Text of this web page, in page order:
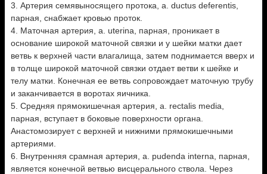
3. Артерия семявыносящего протока, a. ductus deferentis,
парная, снабжает кровью проток.
4. Маточная артерия, а. uterina, парная, проникает в
основание широкой маточной связки и у шейки матки дает
ветвь к верхней части влагалища, затем поднимается вверх и
в толще широкой маточной связки отдает ветви к шейке и
телу матки. Конечная ее ветвь сопровождает маточную трубу
и заканчивается в воротах яичника.
5. Средняя прямокишечная артерия, a. rectalis media,
парная, вступает в боковые поверхности органа.
Анастомозирует с верхней и нижними прямокишечными
артериями.
6. Внутренняя срамная артерия, a. pudenda interna, парная,
является конечной ветвью висцерального ствола. Через